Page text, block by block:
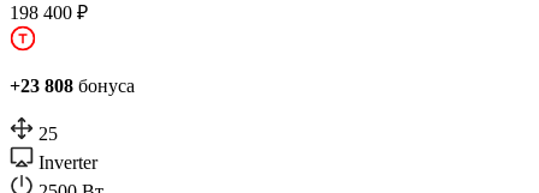
198 400 ₽
+23 808 бонуса
25
Inverter